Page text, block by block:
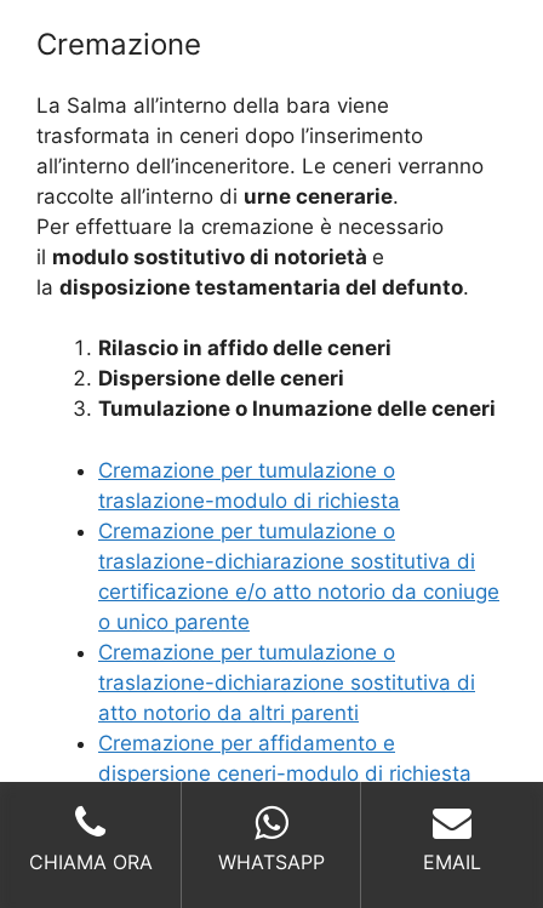
Cremazione
La Salma all’interno della bara viene
trasformata in ceneri dopo l’inserimento
all’interno dell’inceneritore. Le ceneri verranno
raccolte all’interno di urne cenerarie.
Per effettuare la cremazione è necessario
il modulo sostitutivo di notorietà e
la disposizione testamentaria del defunto.
Rilascio in affido delle ceneri
Dispersione delle ceneri
Tumulazione o Inumazione delle ceneri
Cremazione per tumulazione o
traslazione-modulo di richiesta
Cremazione per tumulazione o
traslazione-dichiarazione sostitutiva di
certificazione e/o atto notorio da coniuge
o unico parente
Cremazione per tumulazione o
traslazione-dichiarazione sostitutiva di
atto notorio da altri parenti
Cremazione per affidamento e
dispersione ceneri-modulo di richiesta
Cremazione per affidamento e
dispersione ceneri- dichiarazione
sostitutiva di certificazione e/o atto
CHIAMA ORA WHATSAPP EMAIL